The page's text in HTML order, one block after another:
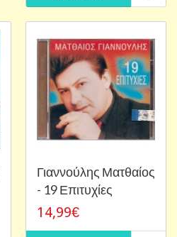
Γιαννούλης Ματθαίος
- 19 Επιτυχίες
14,99€